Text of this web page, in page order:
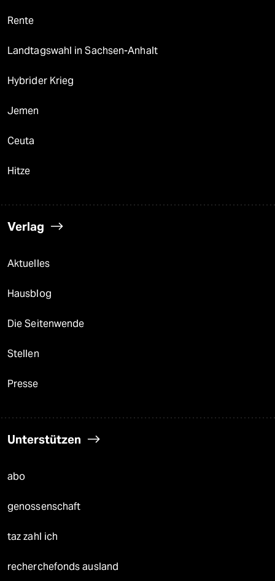
Rente
Landtagswahl in Sachsen-Anhalt
Hybrider Krieg
Jemen
Ceuta
Hitze
Verlag
Aktuelles
Hausblog
Die Seitenwende
Stellen
Presse
Unterstützen
abo
genossenschaft
taz zahl ich
recherchefonds ausland